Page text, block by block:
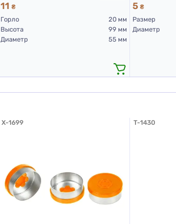
11 ₴
Горло
20 мм
Высота
99 мм
Диаметр
55 мм
5₴
Размер
Диаметр
X-1699 T-1430